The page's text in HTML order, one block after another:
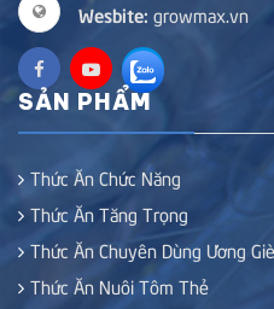
Wesbite: growmax.vn
SẢN PHẨM
Thức Ăn Chức Năng
Thức Ăn Tăng Trọng
Thức Ăn Chuyên Dùng Ương
Thức Ăn Nuôi Tôm Thẻ